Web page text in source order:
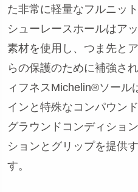
た非常に軽量なフルニッ
シューレースホールはア
素材を使用し、つま先と
らの保護のために補強さ
ィフネスMichelin®ソール
インと特殊なコンパウン
グラウンドコンディショ
ションとグリップを提供
す。